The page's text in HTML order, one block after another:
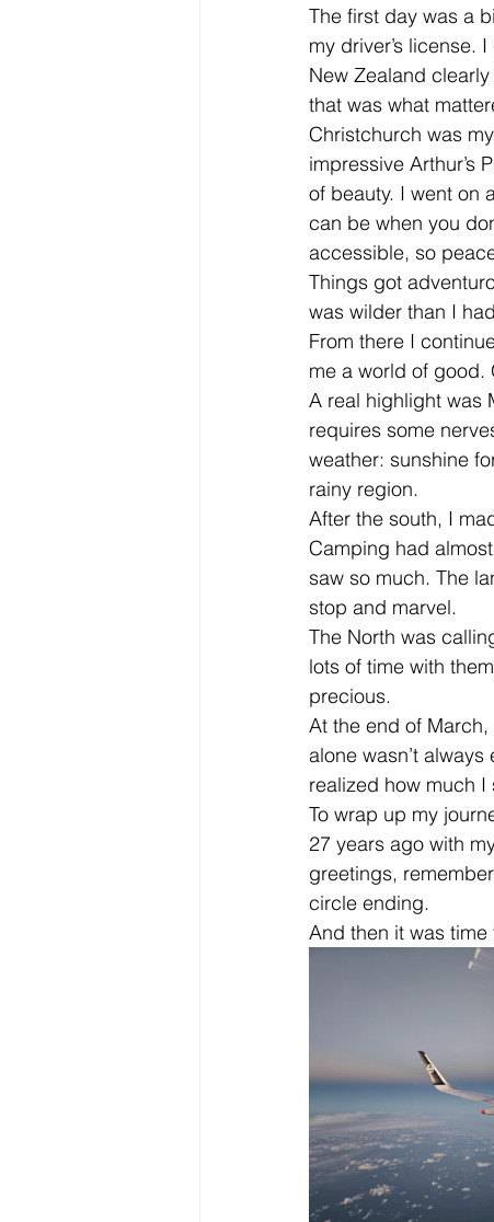
The first day was a
my driver’s license.
New Zealand
that was what
Christchurch was
impressive Arthur’s
of beauty. I went on
can be when you
accessible, so
Things got
was wilder than I
From there I
me a world of good.
A real highlight was
requires some
weather: sunshine
rainy region.
After the south, I
Camping had
saw so much. The
stop and marvel.
The North was
lots of time with
precious.
At the end of
alone wasn’t
realized how much
To wrap up my
27 years ago with
greetings,
circle ending.
And then it was